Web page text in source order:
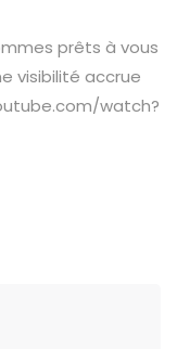
prêts à vous
visibilité accrue
watch?